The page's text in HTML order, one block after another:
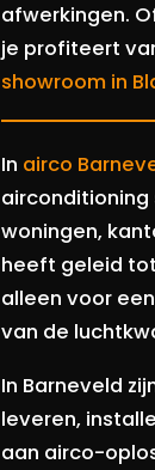
afwerkingen.
je profiteert
showroom in
In airco
airconditioning
woningen,
heeft geleid
alleen voor
van de
In Barneveld
leveren,
aan airco-